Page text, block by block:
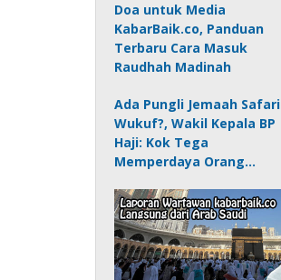
Doa untuk Media
KabarBaik.co, Panduan
Terbaru Cara Masuk
Raudhah Madinah
Ada Pungli Jemaah Safari
Wukuf?, Wakil Kepala BP
Haji: Kok Tega
Memperdaya Orang…